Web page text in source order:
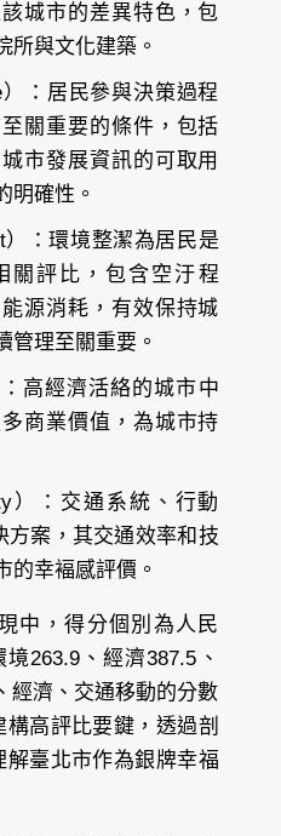
城市的差異特色，包
所與文化建築。
：居民參與決策過程
關重要的條件，包括
市發展資訊的可取用
明確性。
）：環境整潔為居民是
關評比，包含空汙程
源消耗，有效保持城
管理至關重要。
高經濟活絡的城市中
商業價值，為城市持
）：交通系統、行動
方案，其交通效率和技
的幸褔感評價。
中，得分個別為人民
263.9、經濟387.5、
經濟、交通移動的分數
高評比要鍵，透過剖
臺北市作為銀牌幸福